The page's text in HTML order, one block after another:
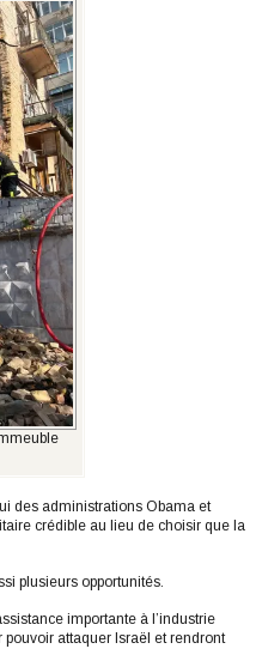
des administrations Obama et
crédible au lieu de choisir que la
plusieurs opportunités.
importante à l’industrie
attaquer Israël et rendront